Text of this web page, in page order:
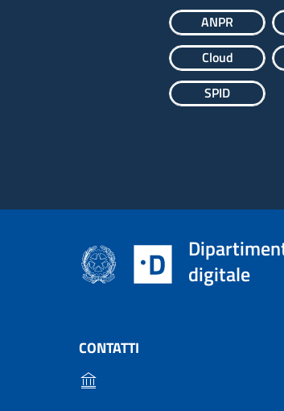
ANPR
Cloud
SPID
digitale
CONTATTI